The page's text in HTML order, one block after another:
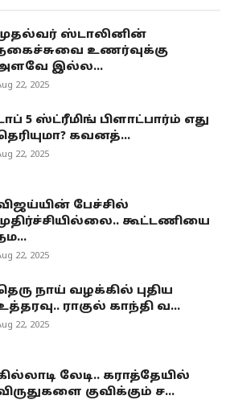
ஸ்டாலினின்
உணர்வுக்கு
இல்ல...
22, 2025
5 ஸ்ட்ரீமிங் பிளாட்பார்ம் எது
கவனத்...
22, 2025
பேச்சில்
கூட்டணியை
22, 2025
நாய் வழக்கில் புதிய
ராகுல் காந்தி வ...
22, 2025
லேடி.. கராத்தேயில்
குவிக்கும் ச...